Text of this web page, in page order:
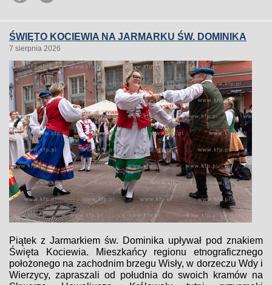
ŚWIĘTO KOCIEWIA NA JARMARKU ŚW. DOMINIKA
7 sierpnia 2026
Piątek z Jarmarkiem św. Dominika upływał pod znakiem
Święta Kociewia. Mieszkańcy regionu etnograficznego
położonego na zachodnim brzegu Wisły, w dorzeczu Wdy i
Wierzycy, zapraszali od południa do swoich kramów na